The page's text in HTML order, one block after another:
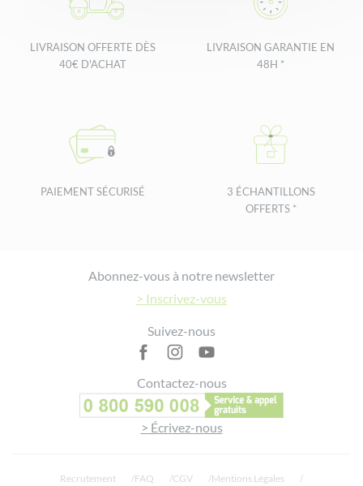
LIVRAISON OFFERTE DÈS
40€ D'ACHAT
LIVRAISON GARANTIE EN
48H *
PAIEMENT SÉCURISÉ
3 ÉCHANTILLONS
OFFERTS *
Abonnez-vous à notre newsletter
> Inscrivez-vous
Suivez-nous
Contactez-nous
> Écrivez-nous
Recrutement FAQ CGV
Mentions Légales